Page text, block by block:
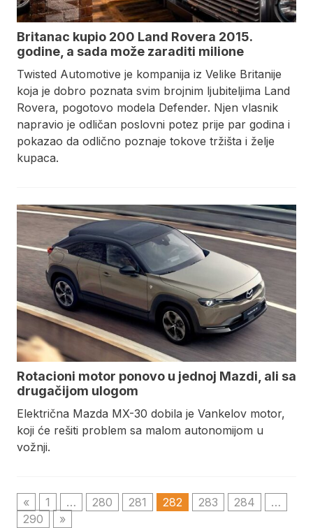
Britanac kupio 200 Land Rovera 2015.
godine, a sada može zaraditi milione
Twisted Automotive je kompanija iz Velike Britanije
koja je dobro poznata svim brojnim ljubiteljima Land
Rovera, pogotovo modela Defender. Njen vlasnik
napravio je odličan poslovni potez prije par godina i
pokazao da odlično poznaje tokove tržišta i želje
kupaca.
Rotacioni motor ponovo u jednoj Mazdi, ali sa
drugačijom ulogom
Električna Mazda MX-30 dobila je Vankelov motor,
koji će rešiti problem sa malom autonomijom u
vožnji.
« 1 … 280 281 282 283 284
…
290
»